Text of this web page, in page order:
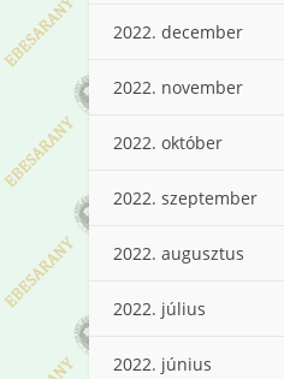
2022. december
2022. november
2022. október
2022. szeptember
2022. augusztus
2022. július
2022. június